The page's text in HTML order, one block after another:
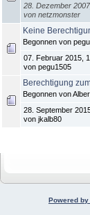
28. Dezember
von netzmonster
Keine
Begonnen von
07. Februar 2015,
von pegu1505
Berechtigung
Begonnen von
28. September
von jkalb80
Powered